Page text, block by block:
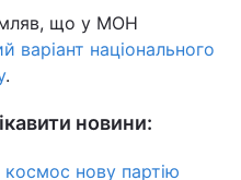
що у МОН
варіант національного
.
новини:
космос нову партію